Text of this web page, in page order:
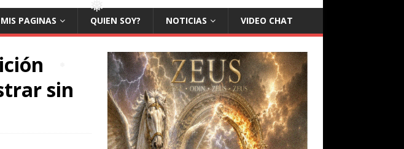
❅
❅
❅
MIS PAGINAS QUIEN SOY? NOTICIAS VIDEO CHAT
sin